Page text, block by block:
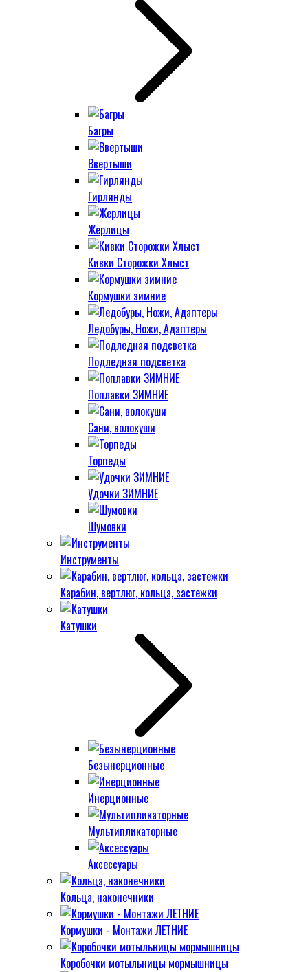
Багры
Ввертыши
Гирлянды
Жерлицы
Кивки Сторожки Хлыст
Кормушки зимние
Ледобуры, Ножи, Адаптеры
Подледная подсветка
Поплавки ЗИМНИЕ
Сани, волокуши
Торпеды
Удочки ЗИМНИЕ
Шумовки
Инструменты
Карабин, вертлюг, кольца, застежки
Катушки
Безынерционные
Инерционные
Мультипликаторные
Аксессуары
Кольца, наконечники
Кормушки - Монтажи ЛЕТНИЕ
Коробочки мотыльницы мормышницы